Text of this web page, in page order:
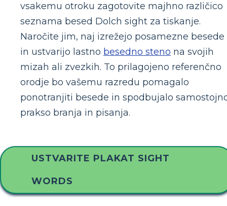
vsakemu otroku zagotovite majhno različico
seznama besed Dolch sight za tiskanje.
Naročite jim, naj izrežejo posamezne besede
in ustvarijo lastno besedno steno na svojih
mizah ali zvezkih. To prilagojeno referenčno
orodje bo vašemu razredu pomagalo
ponotranjiti besede in spodbujalo
prakso branja in pisanja.
USTVARITE PLAKAT SIGHT
WORDS